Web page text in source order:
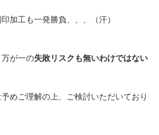
加工も一発勝負、、、（汗）
が一の失敗リスクも無いわけではない
めご理解の上、ご検討いただいており